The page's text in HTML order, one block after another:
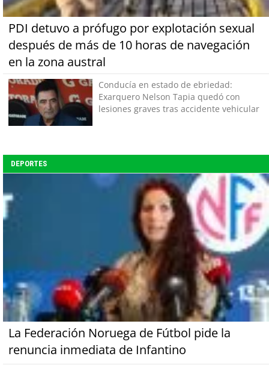
PDI detuvo a prófugo por explotación sexual
después de más de 10 horas de navegación
en la zona austral
Conducía en estado de ebriedad:
Exarquero Nelson Tapia quedó con
lesiones graves tras accidente vehicular
DEPORTES
La Federación Noruega de Fútbol pide la
renuncia inmediata de Infantino